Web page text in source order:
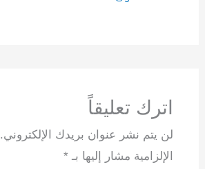
اترك تعليقاً
لن يتم نشر عنوان بريدك الإلكتروني.
الإلزامية مشار إليها بـ *